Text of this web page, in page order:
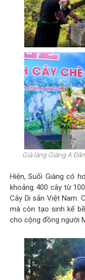
Già làng Giàng A
Hiện, Suối Giàng có
khoảng 400 cây từ
Cây Di sản Việt Nam.
mà còn tạo sinh kế
cho cộng đồng người